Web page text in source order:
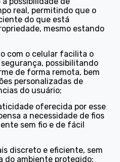
real, permitindo que o
do que está
mesmo estando
possibilitando
de forma remota, bem
personalizadas de
do usuário;
a necessidade de fios
sem fio e de fácil
do ambiente protegido;